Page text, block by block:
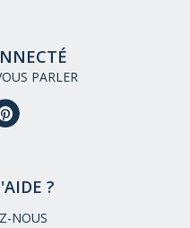
PARLER
?
NOUS